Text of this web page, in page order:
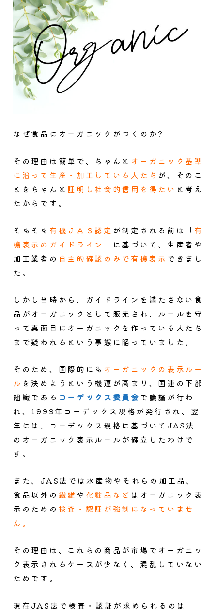
なぜ食品にオーガニックがつくのか?
その理由は簡単で、ちゃんと オーガニック基準
に沿って生産・加工している人たち が、そのこ
とをちゃんと 証明し社会的信用を得たい と考え
たからです。
そもそも 有機ＪＡＳ認定 が制定される前は「有
機表示のガイドライン 」に基づいて、生産者や
加工業者の 自主的確認のみで有機表示 できまし
た。
しかし当時から、ガイドラインを満たさない食
品がオーガニックとして販売され、ルールを守
って真面目にオーガニックを作っている人たち
まで疑われるという事態に陥っていました。
そのため、国際的にも オーガニックの表示ルー
ル を決めようという機運が高まり、国連の下部
組織である コーデックス委員会 で議論が行わ
れ、1999年コーデックス規格が発行され、翌
年には、コーデックス規格に基づいてJAS法
のオーガニック表示ルールが確立したわけで
す。
また、JAS法では水産物やそれらの加工品、
食品以外の 繊維 や 化粧品など はオーガニック表
示のための 検査・認証が強制になっていませ
ん。
その理由は、これらの商品が市場でオーガニッ
ク表示されるケースが少なく、混乱していない
ためです。
現在JAS法で検査・認証が求められるのは